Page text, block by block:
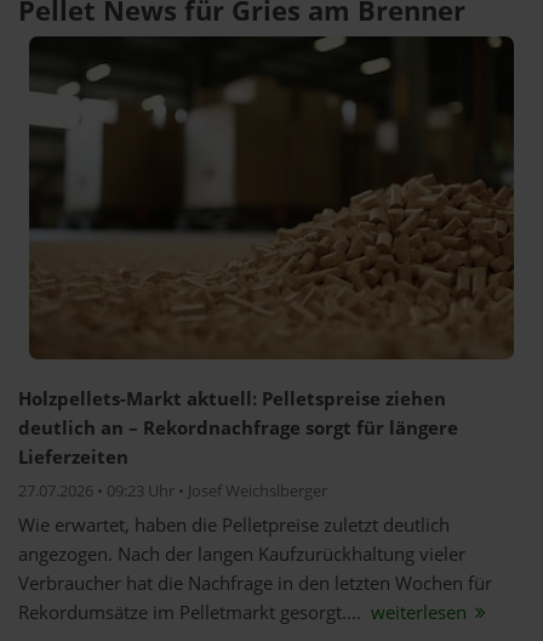
Pellet News für Gries am Brenner
Holzpellets-Markt aktuell: Pelletspreise ziehen
deutlich an – Rekordnachfrage sorgt für längere
Lieferzeiten
27.07.2026 • 09:23 Uhr • Josef Weichslberger
Wie erwartet, haben die Pelletpreise zuletzt deutlich
angezogen. Nach der langen Kaufzurückhaltung vieler
Verbraucher hat die Nachfrage in den letzten Wochen für
Rekordumsätze im Pelletmarkt gesorgt.... weiterlesen